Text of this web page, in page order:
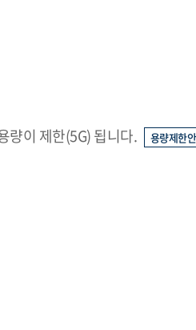
량이 제한(5G) 됩니다.
용량제한